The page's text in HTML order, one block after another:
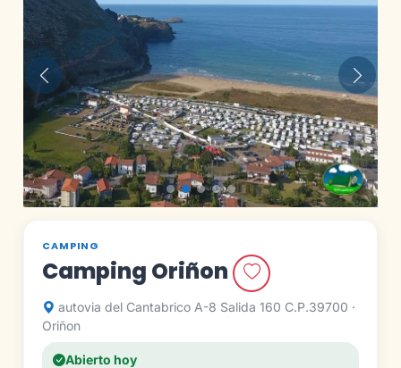
Anterior
CAMPING
Camping Oriñon
autovia del Cantabrico A-8 Salida 160 C.P.39700 ·
Oriñon
Abierto hoy